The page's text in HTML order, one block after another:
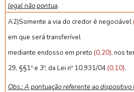
legal não pontua.
A2)Somente a via do credor é negociável
em que será transferível
mediante endosso em preto (0,20), nos
29, §§1º e 3º, da Lei nº 10.931/04(0,10).
Obs.: A pontuação referente ao dispositivo